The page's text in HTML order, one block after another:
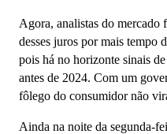
Agora, analistas do mercado
desses juros por mais tempo
pois há no horizonte sinais
antes de 2024. Com um
fôlego do consumidor não
Ainda na noite da segunda-